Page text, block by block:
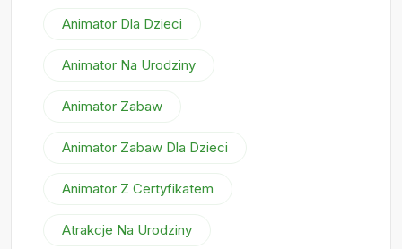
Animator Dla Dzieci
Animator Na Urodziny
Animator Zabaw
Animator Zabaw Dla Dzieci
Animator Z Certyfikatem
Atrakcje Na Urodziny